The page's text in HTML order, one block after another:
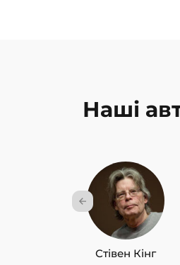
Наші
Стівен Кінг